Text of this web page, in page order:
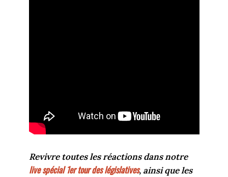
Revivre toutes les réactions dans notre
live spécial 1er tour des législatives, ainsi que les